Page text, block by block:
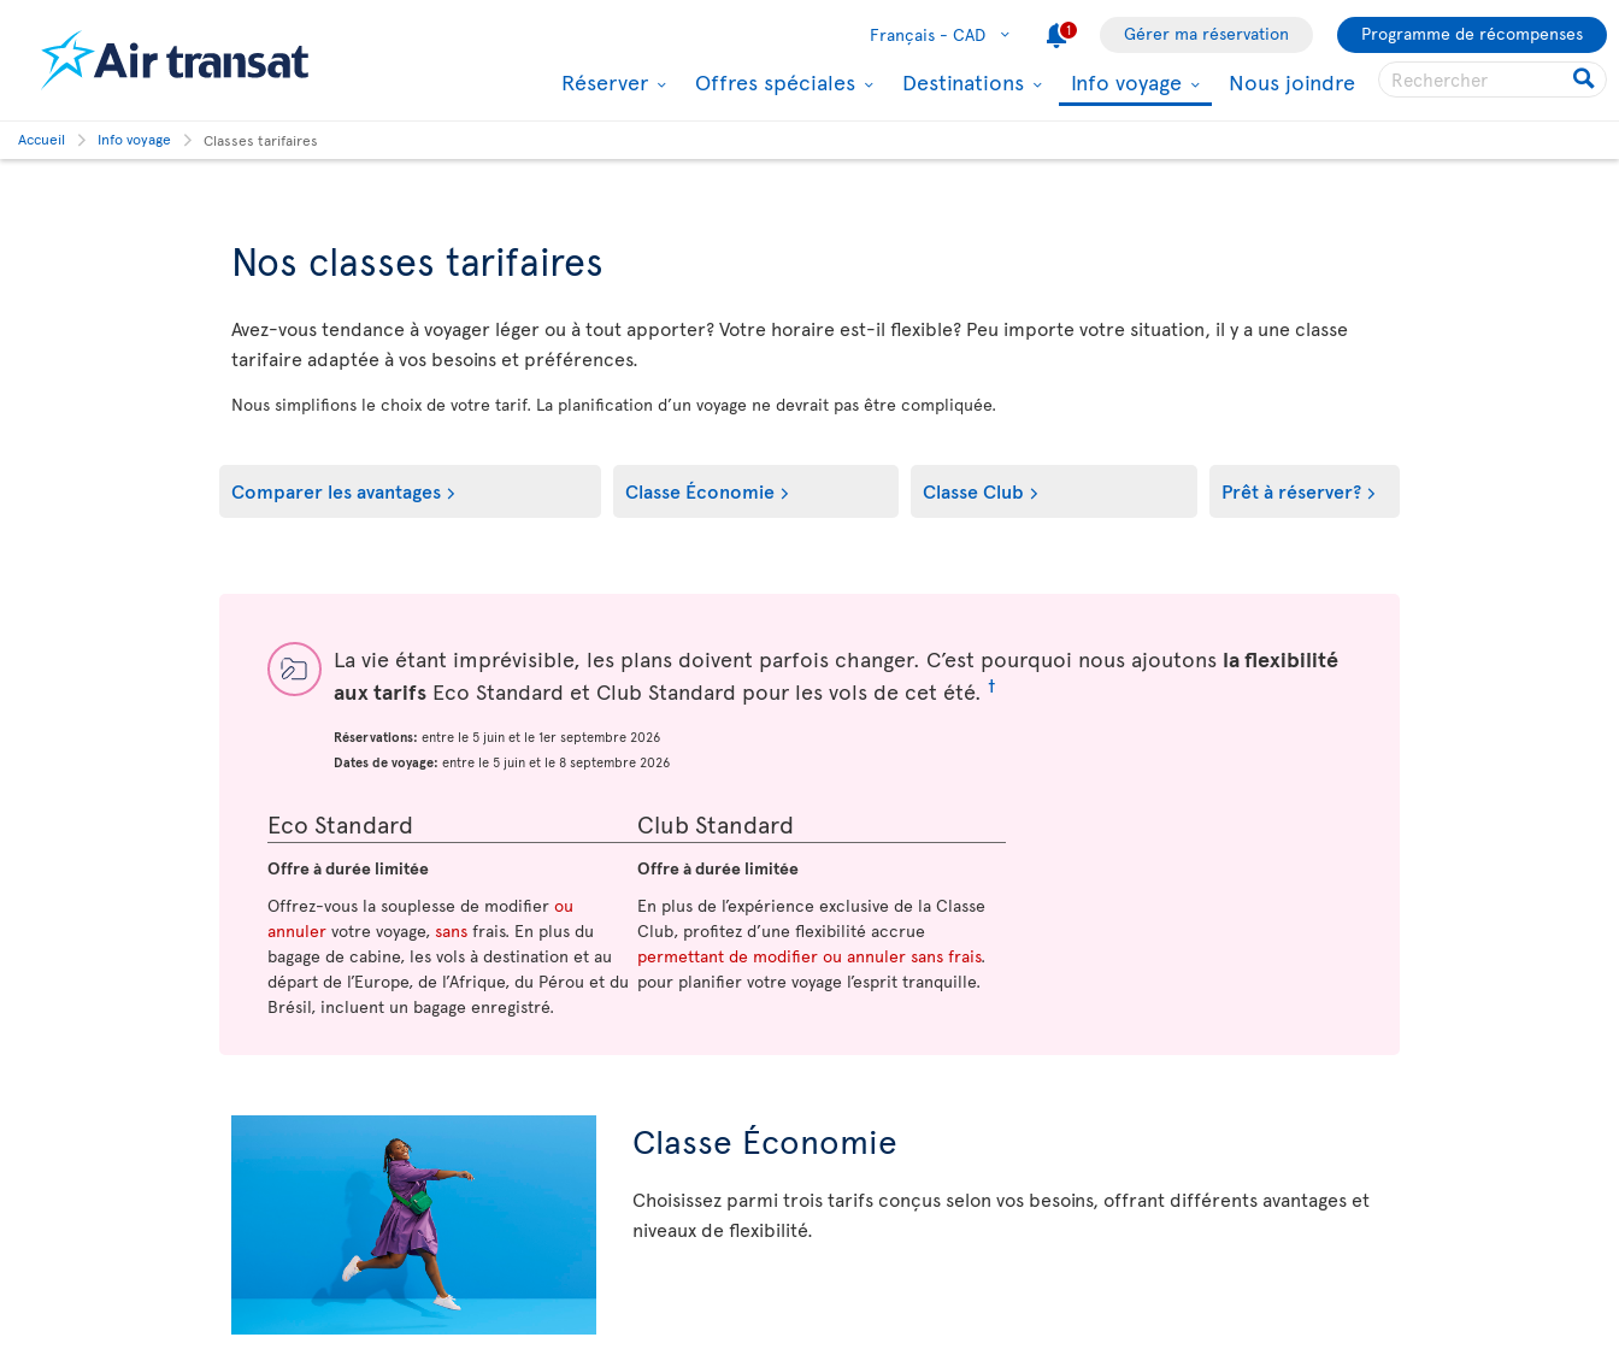
Français - CAD 1 Gérer ma réservation Programme de récompenses
Réserver Offres spéciales Destinations Info voyage Nous joindre
Accueil Info voyage Classes tarifaires
Nos classes tarifaires
Avez-vous tendance à voyager léger ou à tout apporter? Votre horaire est-il flexible? Peu importe votre situation, il y a une classe
tarifaire adaptée à vos besoins et préférences.
Nous simplifions le choix de votre tarif. La planification d’un voyage ne devrait pas être compliquée.
Comparer les avantages Classe Économie Classe Club Prêt à réserver?
La vie étant imprévisible, les plans doivent parfois changer. C’est pourquoi nous ajoutons la flexibilité
aux tarifs Eco Standard et Club Standard pour les vols de cet été. †
Réservations: entre le 5 juin et le 1er septembre 2026
Dates de voyage: entre le 5 juin et le 8 septembre 2026
Eco Standard
Offre à durée limitée
Offrez-vous la souplesse de modifier ou
annuler votre voyage, sans frais. En plus du
bagage de cabine, les vols à destination et au
départ de l’Europe, de l’Afrique, du Pérou et du
Brésil, incluent un bagage enregistré.
Club Standard
Offre à durée limitée
En plus de l’expérience exclusive de la Classe
Club, profitez d’une flexibilité accrue
permettant de modifier ou annuler sans frais.
pour planifier votre voyage l’esprit tranquille.
Classe Économie
Choisissez parmi trois tarifs conçus selon vos besoins, offrant différents avantages et
niveaux de flexibilité.